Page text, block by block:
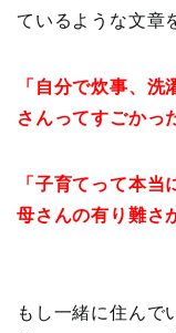
ているような文章
「自分で炊事、
さんってすごかっ
「子育てって本
母さんの有り難さ
もし一緒に住んで